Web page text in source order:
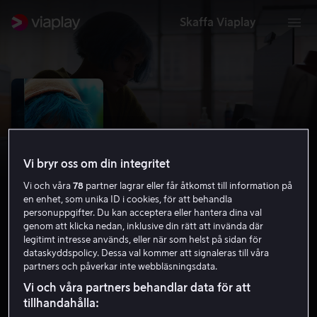
Skaffa Viaplay
Kimi
15 år
HD
Vi bryr oss om din integritet
Vi och våra78 partner lagrar eller får åtkomst till information på
en enhet, som unika ID i cookies, för att behandla
personuppgifter. Du kan acceptera eller hantera dina val
genom att klicka nedan, inklusive din rätt att invända där
legitimt intresse används, eller när som helst på sidan för
dataskyddspolicy. Dessa val kommer att signaleras till våra
partners och påverkar inte webbläsningsdata.
Vi och våra partners behandlar data för att
tillhandahålla: